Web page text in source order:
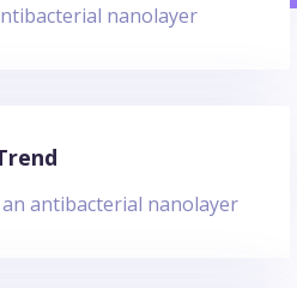
nanolayer
antibacterial nanolayer